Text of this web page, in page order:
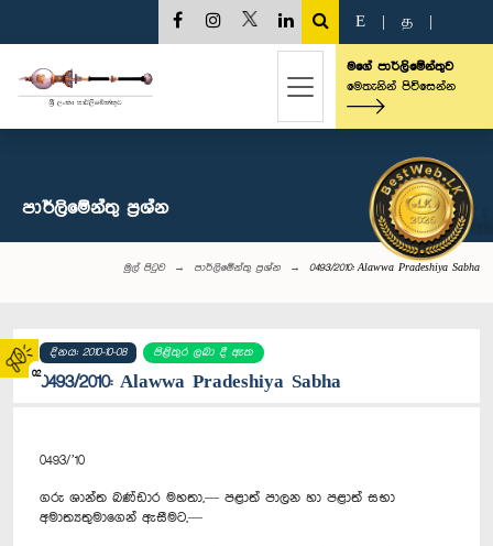
02
E த
මගේ පාර්ලිමේන්තුව
මෙතැනින් පිවිසෙන්න
පාර්ලි‌මේන්තු‌ ප්‍රශ්න
මුල් පිටුව පාර්ලි‌මේන්තු‌ ප්‍රශ්න 0493/2010: Alawwa Pradeshiya Sabha
දිනය: 2010-10-08 පිළිතුර ලබා දී ඇත
0493/2010: Alawwa Pradeshiya Sabha
0493/’10
ගරු ශාන්ත බණ්ඩාර මහතා,— පළාත් පාලන හා පළාත් සභා
අමාත්‍යතුමාගෙන් ඇසීමට,—